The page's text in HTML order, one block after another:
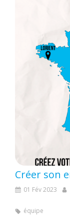
01 Fév 2023
équipe